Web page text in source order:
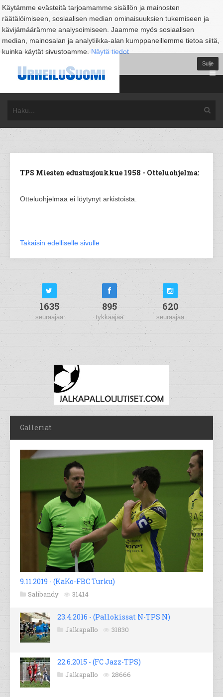
Käytämme evästeitä tarjoamamme sisällön ja mainosten
räätälöimiseen, sosiaalisen median ominaisuuksien tukemiseen ja
kävijämäärämme analysoimiseen. Jaamme myös sosiaalisen
median, mainosalan ja analytiikka-alan kumppaneillemme tietoa siitä,
kuinka käytät sivustoamme. Näytä tiedot
Sulje
TPS Miesten edustusjoukkue 1958 - Otteluohjelma:
Otteluohjelmaa ei löytynyt arkistoista.
Takaisin edelliselle sivulle
1635
seuraajaa
895
tykkääjää
620
seuraajaa
Galleriat
9.11.2019 - (KaKo-FBC Turku)
Salibandy 31414
23.4.2016 - (Pallokissat N-TPS N)
Jalkapallo 31830
22.6.2015 - (FC Jazz-TPS)
Jalkapallo 28666